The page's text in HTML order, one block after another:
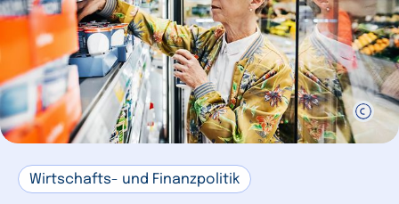
Wirtschafts- und Finanzpolitik